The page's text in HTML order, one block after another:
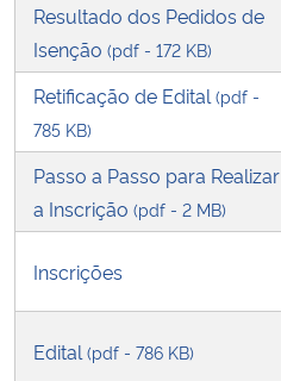
Resultado dos Pedidos de
Isenção (pdf - 172 KB)
Retificação de Edital (pdf -
785 KB)
Passo a Passo para Realizar
a Inscrição (pdf - 2 MB)
Inscrições
Edital (pdf - 786 KB)